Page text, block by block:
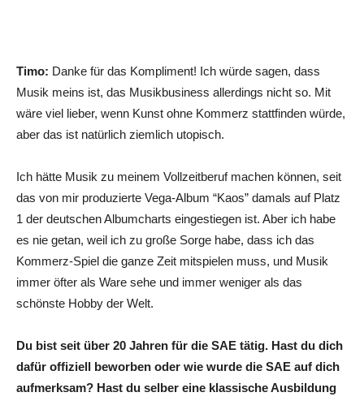
Timo: Danke für das Kompliment! Ich würde sagen, dass
Musik meins ist, das Musikbusiness allerdings nicht so. Mit
wäre viel lieber, wenn Kunst ohne Kommerz stattfinden würde,
aber das ist natürlich ziemlich utopisch.
Ich hätte Musik zu meinem Vollzeitberuf machen können, seit
das von mir produzierte Vega-Album “Kaos” damals auf Platz
1 der deutschen Albumcharts eingestiegen ist. Aber ich habe
es nie getan, weil ich zu große Sorge habe, dass ich das
Kommerz-Spiel die ganze Zeit mitspielen muss, und Musik
immer öfter als Ware sehe und immer weniger als das
schönste Hobby der Welt.
Du bist seit über 20 Jahren für die SAE tätig. Hast du dich
dafür offiziell beworben oder wie wurde die SAE auf dich
aufmerksam? Hast du selber eine klassische Ausbildung